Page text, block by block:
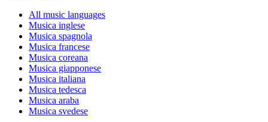
All music languages
Musica inglese
Musica spagnola
Musica francese
Musica coreana
Musica giapponese
Musica italiana
Musica tedesca
Musica araba
Musica svedese